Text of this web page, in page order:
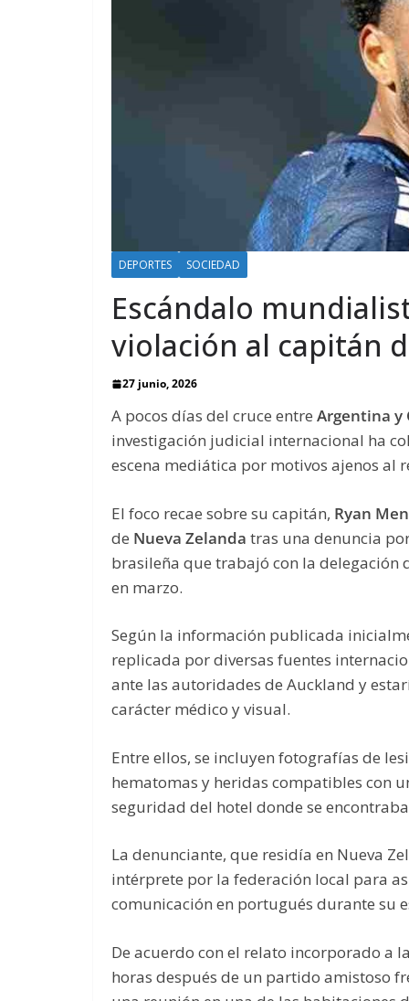
DEPORTES SOCIEDAD
Escándalo
violación al capitán
27 junio, 2026
A pocos días del cruce entre Argentina y
investigación judicial internacional ha
escena mediática por motivos ajenos al
El foco recae sobre su capitán, Ryan
de Nueva Zelanda tras una denuncia
brasileña que trabajó con la delegación
en marzo.
Según la información publicada
replicada por diversas fuentes
ante las autoridades de Auckland y
carácter médico y visual.
Entre ellos, se incluyen fotografías de
hematomas y heridas compatibles con
seguridad del hotel donde se
La denunciante, que residía en Nueva
intérprete por la federación local para
comunicación en portugués durante su
De acuerdo con el relato incorporado a
horas después de un partido amistoso